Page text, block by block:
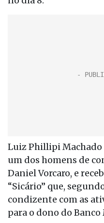
Luiz Phillipi Machado
um dos homens de
Daniel Vorcaro, e
“Sicário” que,
condizente com as
para o dono do Banco